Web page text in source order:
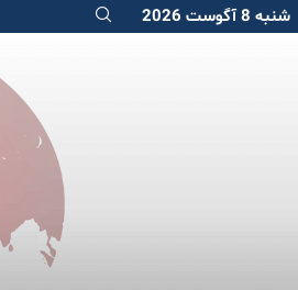
شنبه 8 آگوست 2026